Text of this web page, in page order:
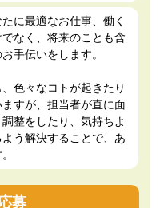
に最適なお仕事、働く
なく、将来のことも含
手伝いをします。
色々なコトが起きたり
すが、担当者が直に面
整をしたり、気持ちよ
う解決することで、あ
募